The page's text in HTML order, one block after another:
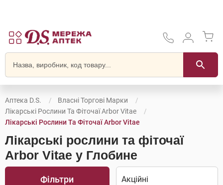
Аптека D.S.
Власні Торгові Марки
Лікарські Рослини Та Фіточаї Arbor Vitae
Лікарські Рослини Та Фіточаї Arbor Vitae
Лікарські рослини та фіточаї
Arbor Vitae у Глобине
Фільтри